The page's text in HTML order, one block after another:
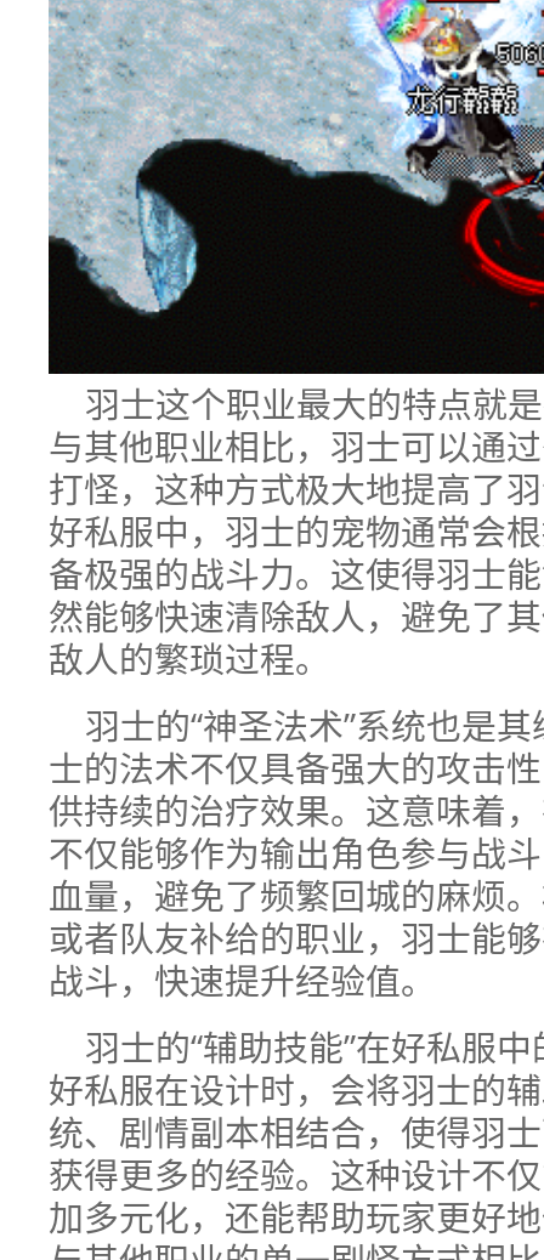
羽士这个职业最大的特点就
与其他职业相比，羽士可以通
打怪，这种方式极大地提高了
好私服中，羽士的宠物通常会
备极强的战斗力。这使得羽士
然能够快速清除敌人，避免了
敌人的繁琐过程。
羽士的“神圣法术”系统也是
士的法术不仅具备强大的攻击
供持续的治疗效果。这意味着
不仅能够作为输出角色参与战
血量，避免了频繁回城的麻烦
或者队友补给的职业，羽士能
战斗，快速提升经验值。
羽士的“辅助技能”在好私服
好私服在设计时，会将羽士的
统、剧情副本相结合，使得羽
获得更多的经验。这种设计不
加多元化，还能帮助玩家更好